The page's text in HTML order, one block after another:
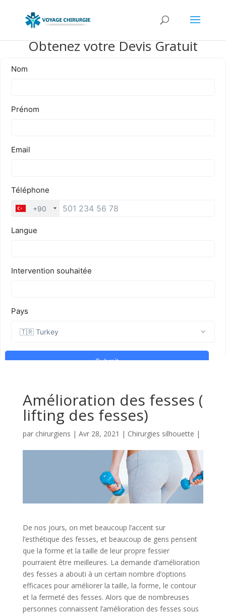
Obtenez votre Devis Gratuit
Amélioration des fesses (
lifting des fesses)
par chirurgiens | Avr 28, 2021 | Chirurgies silhouette |
De nos jours, on met beaucoup l’accent sur
l’esthétique des fesses, et beaucoup de gens pensent
que la forme et la taille de leur propre fessier
pourraient être meilleures. La demande d’amélioration
des fesses a abouti à un certain nombre d’options
efficaces pour améliorer la taille, la forme, le contour
et la fermeté des fesses. Alors que de nombreuses
personnes connaissent l’amélioration des fesses sous